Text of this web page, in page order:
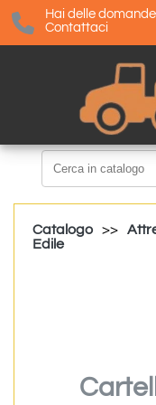
Hai delle
Contattaci
Catalogo >>
Edile